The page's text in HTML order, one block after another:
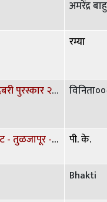
अमरेंद्र
रम्या
उत्कृष्ट मराठी कथासंग्रह / कादंबरी पुरस्कार २०२३
रोड ट्रिप - पंढरपूर - अक्कलकोट - तुळजापूर - अंबाजोगाई - परळी वैजनाथ - औंढा नागनाथ - घृष्णेश्वर - शिर्डी पी. के.
Bhakti